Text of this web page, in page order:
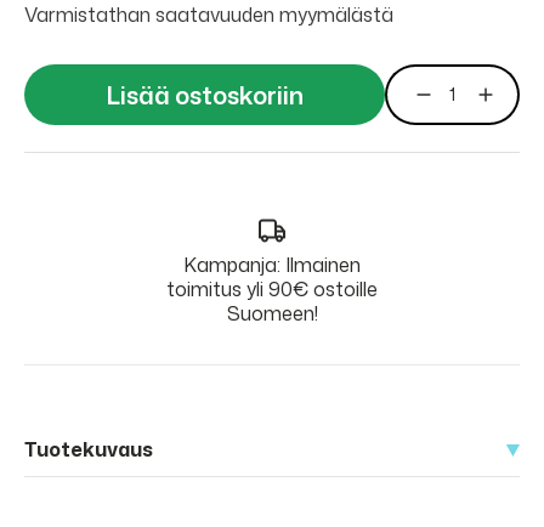
Varmistathan saatavuuden myymälästä
Lisää ostoskoriin
Kampanja: Ilmainen
toimitus yli 90€ ostoille
Suomeen!
Tuotekuvaus